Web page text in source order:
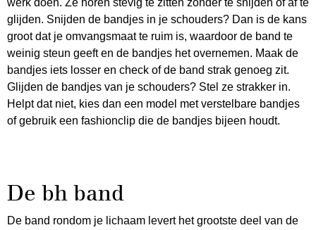
glijden. Snijden de bandjes in je schouders? Dan is de kans
groot dat je omvangsmaat te ruim is, waardoor de band te
weinig steun geeft en de bandjes het overnemen. Maak de
bandjes iets losser en check of de band strak genoeg zit.
Glijden de bandjes van je schouders? Stel ze strakker in.
Helpt dat niet, kies dan een model met verstelbare bandjes
of gebruik een fashionclip die de bandjes bijeen houdt.
De bh band
De band rondom je lichaam levert het grootste deel van de